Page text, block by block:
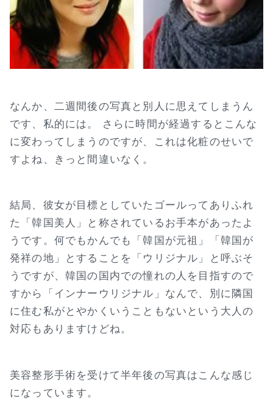
なんか、二週間後の写真と別人に思えてしまうん
です、私的には。 さらに時間が経過するとこんな
に変わってしまうのですが、これは化粧のせいで
すよね、きっと間違いなく。
結局、彼女が目標としていたゴールってありふれ
た「韓国美人」と称されているお手本があったよ
うです。何でもかんでも「韓国が元祖」「韓国が
発祥の地」とすることを「ウリジナル」と呼ぶそ
うですが、韓国の国内での憧れの人を目指すので
すから「インナーウリジナル」なんで、別に隣国
に住む私がとやかくいうこともないという大人の
対応もありますけどね。
美容整形手術を受けて半年後の写真はこんな感じ
になっています。